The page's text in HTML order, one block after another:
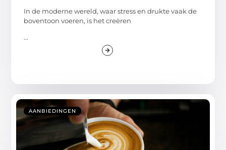
In de moderne wereld, waar stress en drukte vaak de
boventoon voeren, is het creëren
...
AANBIEDINGEN